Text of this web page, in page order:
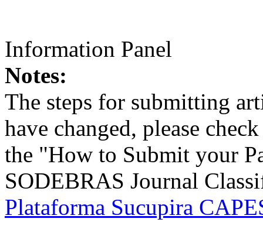
Information Panel
Notes:
The steps for submitting
have changed, please
the "How to Submit your
SODEBRAS Journal
Plataforma Sucupira